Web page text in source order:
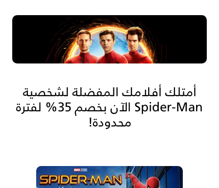
أمتلك أفلامك المفضلة لشخصية
Spider-Man الآن بخصم 35% لفترة
محدودة!